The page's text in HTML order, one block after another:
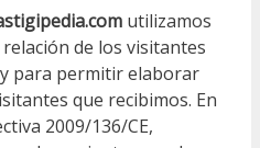
utilizamos
de los visitantes
para permitir elaborar
que recibimos. En
2009/136/CE,